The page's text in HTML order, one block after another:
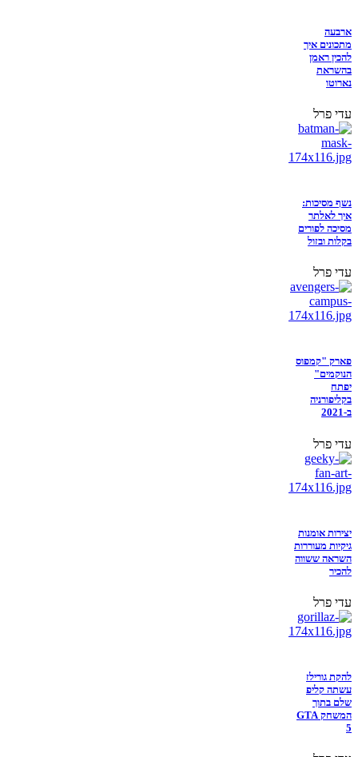
ארבעה
מתכונים איך
להכין ראמן
בהשראת
נארוטו
עדי פרל
נשף מסיכות:
איך לאלתר
מסיכה לפורים
בקלות ובזול
עדי פרל
פארק "קמפוס
הנוקמים"
יפתח
בקליפורניה
ב-2021
עדי פרל
יצירות אומנות
גיקיות מעוררות
השראה ששווה
להכיר
עדי פרל
להקת גורילז
עשתה קליפ
שלם בתוך
המשחק GTA
5